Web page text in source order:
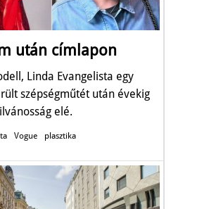
után címlapon
Linda Evangelista egy
szépségműtét után évekig
elé.
Vogue plasztika